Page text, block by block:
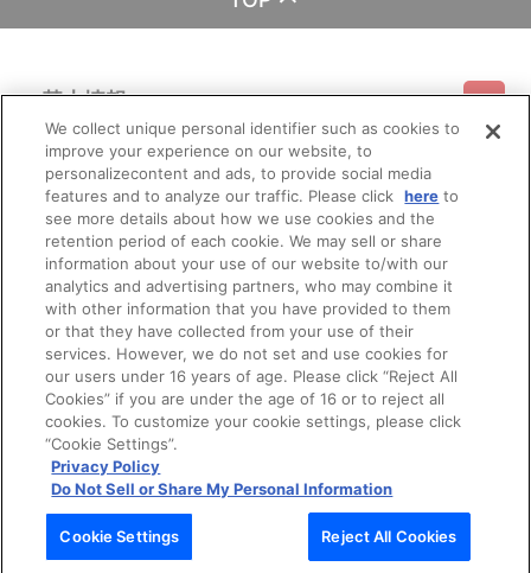
基本情報
利用規約 特定商取引法に基づく表示 プライバシーポリシー
プライバシーオプション 会社概要
ご利用情報
ご利用ガイド サイトマップ お問い合わせ
Do Not Sell or Share My Personal Information
会員メニュー
ログイン 会員規約 新規会員登録
その他のご案内
公式X バンダイナムコフィルムワークス
© Bandai Namco Filmworks Inc. All Rights Reserved.
We collect unique personal identifier such as cookies to
improve your experience on our website, to
personalizecontent and ads, to provide social media
features and to analyze our traffic. Please click here to
see more details about how we use cookies and the
retention period of each cookie. We may sell or share
information about your use of our website to/with our
analytics and advertising partners, who may combine it
with other information that you have provided to them
or that they have collected from your use of their
services. However, we do not set and use cookies for
our users under 16 years of age. Please click “Reject All
Cookies” if you are under the age of 16 or to reject all
cookies. To customize your cookie settings, please click
“Cookie Settings”.
Privacy Policy
Do Not Sell or Share My Personal Information
Cookie Settings Reject All Cookies